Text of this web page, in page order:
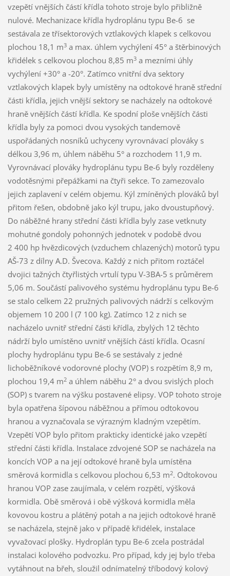
vzepětí vnějších částí křídla tohoto stroje bylo přibližně
nulové. Mechanizace křídla hydroplánu typu Be-6 se
sestávala ze třísektorových vztlakových klapek s celkovou
plochou 18,1 m3a max. úhlem vychýlení 45° a štěrbinových
křidélek s celkovou plochou 8,85 m3a mezními úhly
vychýlení +30° a -20°. Zatímco vnitřní dva sektory
vztlakových klapek byly umístěny na odtokové hraně střední
části křídla, jejich vnější sektory se nacházely na odtokové
hraně vnějších částí křídla. Ke spodní ploše vnějších části
křídla byly za pomoci dvou vysokých tandemově
uspořádaných nosníků uchyceny vyrovnávací plováky s
délkou 3,96 m, úhlem náběhu 5° a rozchodem 11,9 m.
Vyrovnávací plováky hydroplánu typu Be-6 byly rozděleny
vodotěsnými přepážkami na čtyři sekce. To zamezovalo
jejich zaplavení v celém objemu. Kýl zmíněných plováků byl
přitom řešen, obdobně jako kýl trupu, jako dvoustupňový.
Do náběžné hrany střední části křídla byly zase vetknuty
mohutné gondoly pohonných jednotek v podobě dvou
2 400 hp hvězdicových (vzduchem chlazených) motorů typu
AŠ-73 z dílny A.D. Švecova. Každý z nich přitom roztáčel
dvojici tažných čtyřlistých vrtulí typu V-3BA-5 s průměrem
5,06 m. Součástí palivového systému hydroplánu typu Be-6
se stalo celkem 22 pružných palivových nádrží s celkovým
objemem 10 200 l (7 100 kg). Zatímco 12 z nich se
nacházelo uvnitř střední části křídla, zbylých 12 těchto
nádrží bylo umístěno uvnitř vnějších částí křídla. Ocasní
plochy hydroplánu typu Be-6 se sestávaly z jedné
lichoběžníkové vodorovné plochy (VOP) s rozpětím 8,9 m,
plochou 19,4 m2a úhlem náběhu 2° a dvou svislých ploch
(SOP) s tvarem na výšku postavené elipsy. VOP tohoto stroje
byla opatřena šípovou náběžnou a přímou odtokovou
hranou a vyznačovala se výrazným kladným vzepětím.
Vzepětí VOP bylo přitom prakticky identické jako vzepětí
střední části křídla. Instalace zdvojené SOP se nacházela na
koncích VOP a na její odtokové hraně byla umístěna
směrová kormidla s celkovou plochou 6,53 m2. Odtokovou
hranou VOP zase zaujímala, v celém rozpětí, výšková
kormidla. Obě směrová i obě výšková kormidla měla
kovovou kostru a plátěný potah a na jejich odtokové hraně
se nacházela, stejně jako v případě křidélek, instalace
vyvažovací plošky. Hydroplán typu Be-6 zcela postrádal
instalaci kolového podvozku. Pro případ, kdy jej bylo třeba
vytáhnout na břeh, sloužil odnímatelný tříbodový kolový